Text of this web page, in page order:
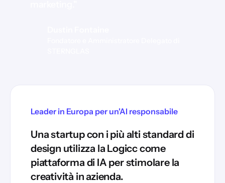
Leader in Europa per un'AI responsabile
Una startup con i più alti standard di
design utilizza la Logicc come
piattaforma di IA per stimolare la
creatività in azienda.